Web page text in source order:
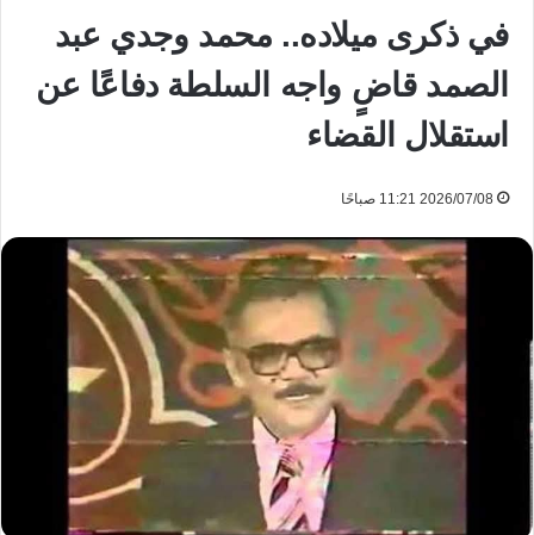
في ذكرى ميلاده.. محمد وجدي عبد
الصمد قاضٍ واجه السلطة دفاعًا عن
استقلال القضاء
2026/07/08 11:21 صباحًا